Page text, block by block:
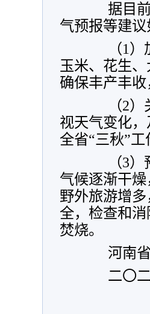
据目前
气预报等建议
（1）加
玉米、花生
确保丰产丰
（2）关
视天气变化
全省“三秋”
（3）预
气候逐渐干
野外旅游增
全，检查和
焚烧。
河南省
二〇二